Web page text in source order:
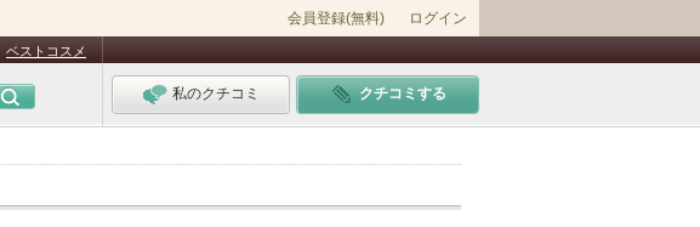
会員登録(無料) ログイン
ベストコスメ
私のクチコミ クチコミする